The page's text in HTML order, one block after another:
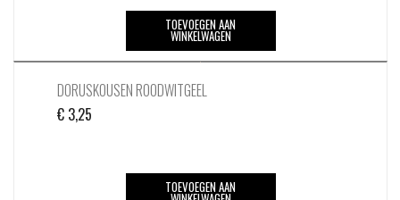
TOEVOEGEN AAN
WINKELWAGEN
DORUSKOUSEN ROODWITGEEL
€ 3,25
TOEVOEGEN AAN